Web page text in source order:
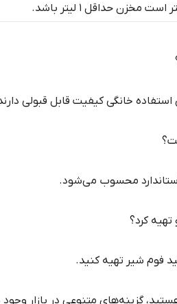
مخزن حداقل ۱ لیتر باشد.
خانگی کیفیت قابل قبولی
محسوب می‌شود.
تهیه کرد؟
فوم شیر تهیه کنید.
گزینه‌های متنوعی در بازار